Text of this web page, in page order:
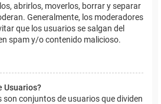
abrirlos, moverlos, borrar y separar
Generalmente, los moderadores
que los usuarios se salgan del
spam y/o contenido malicioso.
Usuarios?
son conjuntos de usuarios que dividen